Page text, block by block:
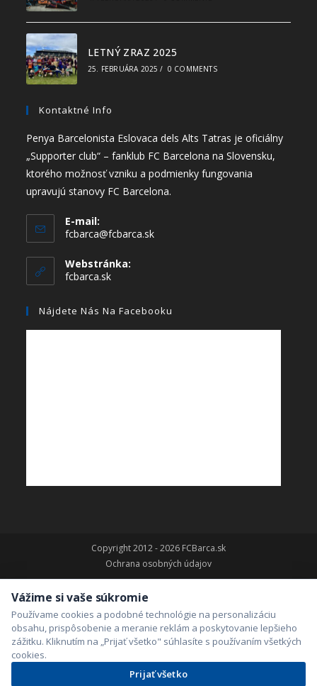
LETNÝ ZRAZ 2025
25. FEBRUÁRA 2025 / 0 COMMENTS
Kontaktné Info
Penya Barcelonista Eslovaca dels Alts Tatras je oficiálny
„Supporter club“ – fanklub FC Barcelona na Slovensku,
ktorého možnosť vzniku a podmienky fungovania
upravujú stanovy FC Barcelona.
E-mail:
fcbarca@fcbarca.sk
Webstránka:
fcbarca.sk
Nájdete Nás Na Facebooku
Copyright 2012 - 2026 FCBarca.sk
Ochrana osobných údajov
Vážime si vaše súkromie
Používame cookies a podobné technológie na personalizáciu
obsahu, prispôsobenie a meranie reklám a poskytovanie lepšieho
zážitku. Kliknutím na „Prijať všetko" súhlasíte s používaním všetkých
cookies.
Prijať všetko